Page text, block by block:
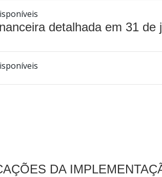
detalhada em 31 de
DA